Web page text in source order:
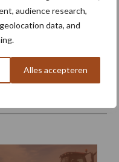
audience research,
data, and
Alles accepteren